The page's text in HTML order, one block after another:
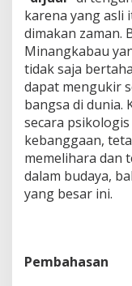
karena yang asli
dimakan zaman.
Minangkabau
tidak saja
dapat mengukir
bangsa di dunia.
secara
kebanggaan,
memelihara dan
dalam budaya,
yang besar ini.
Pembahasan